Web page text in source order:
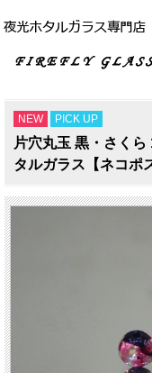
NEW PICK UP
片穴丸玉 黒・さく
タルガラス【ネコポ